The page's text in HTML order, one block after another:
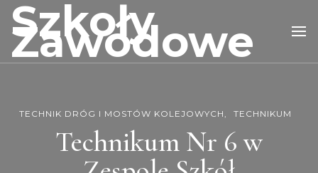
Szkoły
Zawodowe
TECHNIK DRÓG I MOSTÓW KOLEJOWYCH TECHNIKUM
Technikum Nr 6 w